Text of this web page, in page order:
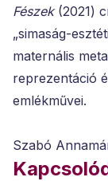
Fészek (2021)
„simaság-
maternális
reprezentáció
emlékművei.
Szabó